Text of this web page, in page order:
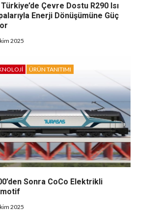
Çevre Dostu R290 Isı
Enerji Dönüşümüne Güç
2025
ÜRÜN TANITIMI
Sonra CoCo Elektrikli
2025